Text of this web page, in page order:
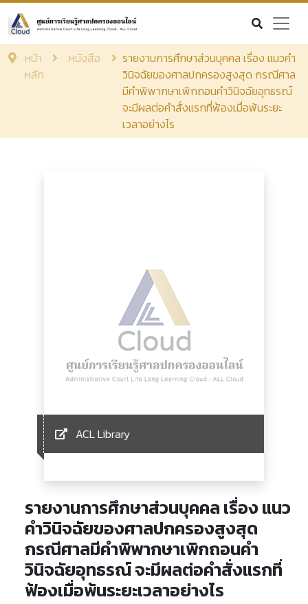
หน้า
หลัก
หนังสือ
รายงานการศึกษาส่วนบุคคล เรื่อง แนวคำ
วินิจฉัยของศาลปกครองสูงสุด กรณีศาล
มีคำพิพากษาเพิกถอนคำวินิจฉัยอุทธรณ์
จะมีผลต่อคำสั่งแรกที่ฟ้องเมื่อพ้นระยะ
เวลาอย่างไร
ACL Library
รายงานการศึกษาส่วนบุคคล เรื่อง แนว
คำวินิจฉัยของศาลปกครองสูงสุด
กรณีศาลมีคำพิพากษาเพิกถอนคำ
วินิจฉัยอุทธรณ์ จะมีผลต่อคำสั่งแรกที่
ฟ้องเมื่อพ้นระยะเวลาอย่างไร